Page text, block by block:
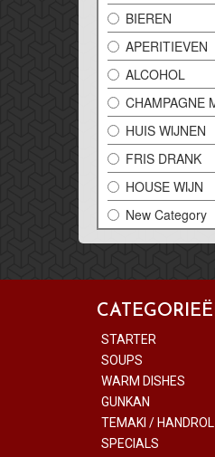
BIEREN
APERITIEVEN
ALCOHOL
CHAMPAGNE
HUIS WIJNEN
FRIS DRANK
HOUSE WIJN
New Category
STARTER
SOUPS
WARM DISHES
GUNKAN
TEMAKI / HANDROL
SPECIALS